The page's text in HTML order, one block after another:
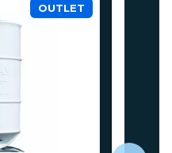
OUTLET